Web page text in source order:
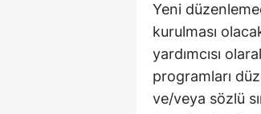
Yeni
kurulması
yardımcısı
programları
ve/veya sözlü